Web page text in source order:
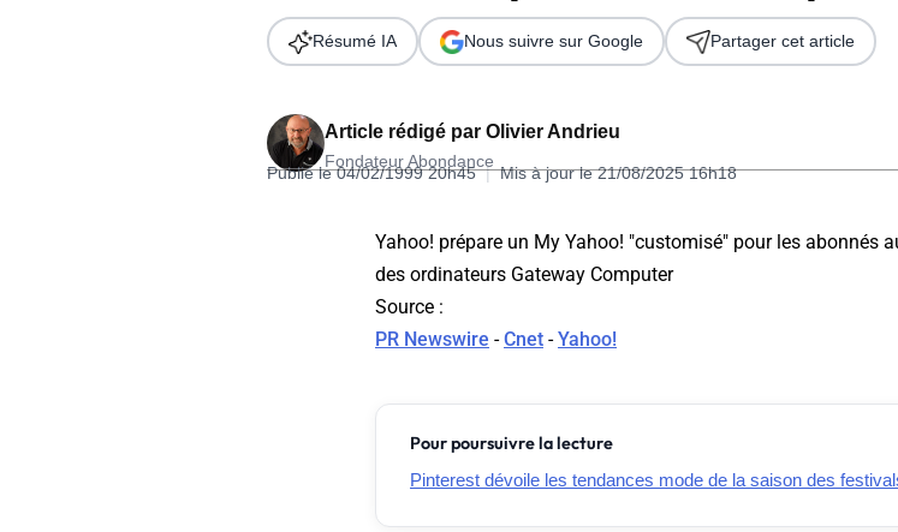
Télécharger l'Ebook
Formation SEO & GEO - Edition 2026
Article rédigé par Olivier Andrieu
Fondateur Abondance
Publié le 04/02/1999 20h45 | Mis à jour le 21/08/2025 16h18
Résumé IA Nous suivre sur Google Partager cet article
Yahoo! prépare un My Yahoo! "customisé" pour les abonnés
des ordinateurs Gateway Computer
Source :
PR Newswire -Cnet -Yahoo!
Pour poursuivre la lecture
Pinterest dévoile les tendances mode de la saison des